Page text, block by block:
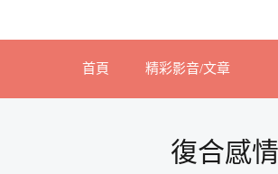
首頁 精彩影音/文章
復合感